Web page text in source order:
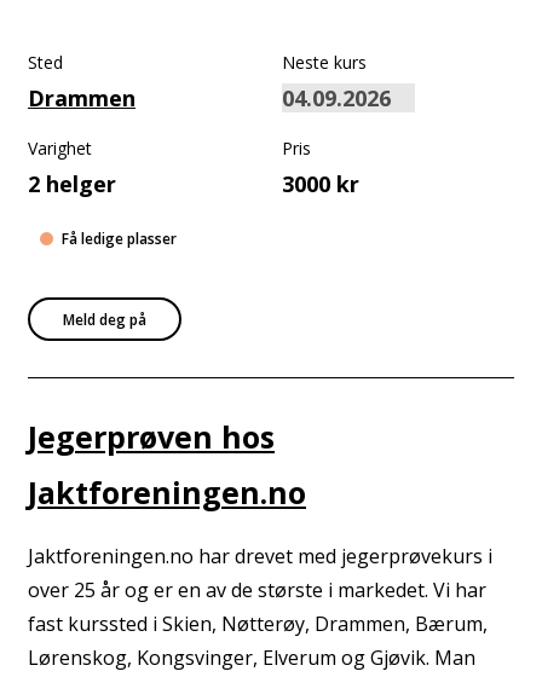
Sted
Drammen
Neste kurs
Varighet
2 helger
Pris
3000 kr
Meld deg på
Få ledige plasser
Jegerprøven hos
Jaktforeningen.no
Jaktforeningen.no har drevet med jegerprøvekurs i
over 25 år og er en av de største i markedet. Vi har
fast kurssted i Skien, Nøtterøy, Drammen, Bærum,
Lørenskog, Kongsvinger, Elverum og Gjøvik. Man